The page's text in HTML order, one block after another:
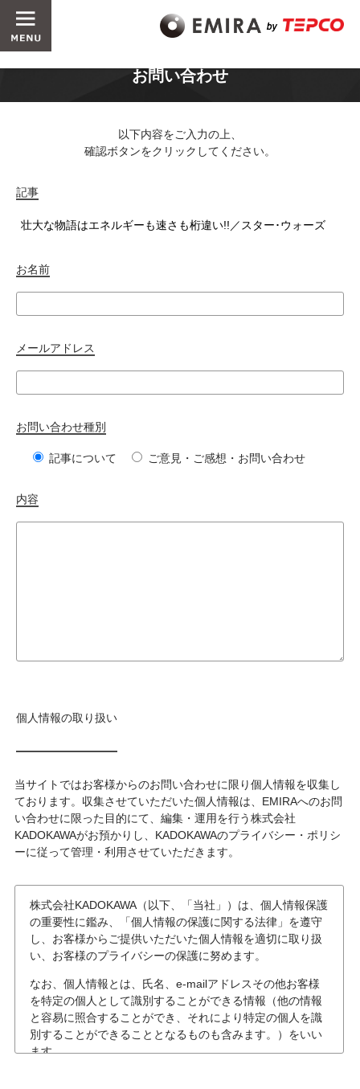
お問い合わせ
以下内容をご入力の上、
確認ボタンをクリックしてください。
記事
お名前
メールアドレス
お問い合わせ種別
記事について ご意見・ご感想・お問い合わせ
内容
個人情報の取り扱い
当サイトではお客様からのお問い合わせに限り個人情報を収集し
ております。収集させていただいた個人情報は、EMIRAへのお問
い合わせに限った目的にて、編集・運用を行う株式会社
KADOKAWAがお預かりし、KADOKAWAのプライバシー・ポリシ
ーに従って管理・利用させていただきます。
株式会社KADOKAWA（以下、「当社」）は、個人情報保護
の重要性に鑑み、「個人情報の保護に関する法律」を遵守
し、お客様からご提供いただいた個人情報を適切に取り扱
い、お客様のプライバシーの保護に努めます。
なお、個人情報とは、氏名、e-mailアドレスその他お客様
を特定の個人として識別することができる情報（他の情報
と容易に照合することができ、それにより特定の個人を識
別することができることとなるものも含みます。）をいい
ます。